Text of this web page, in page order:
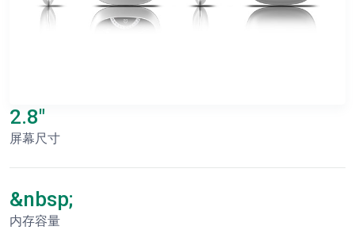
2.8"
屏幕尺寸
&nbsp;
内存容量